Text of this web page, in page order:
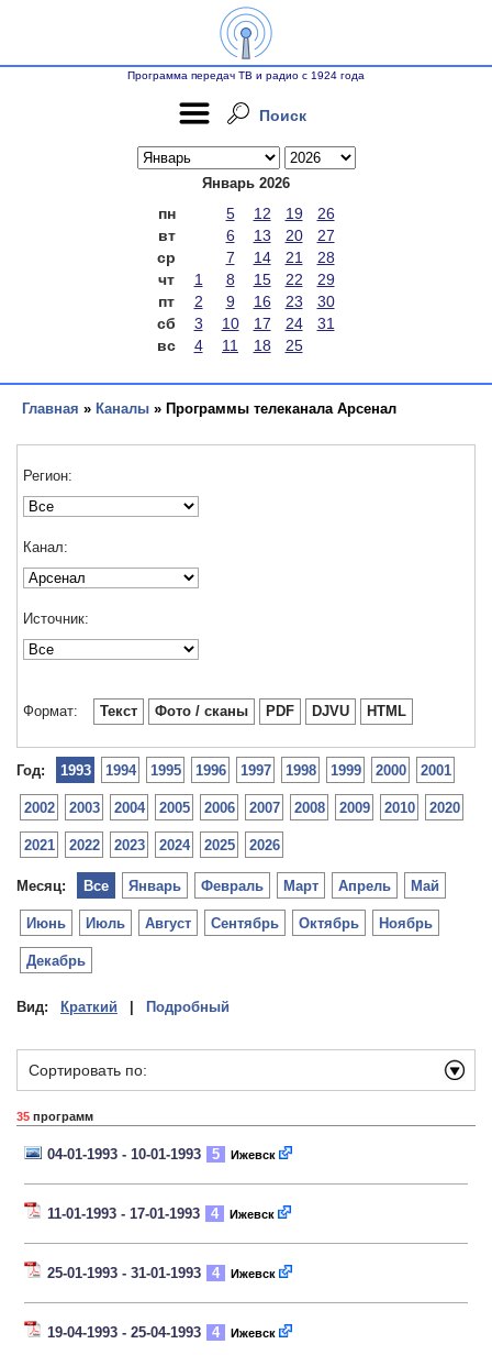
Программа передач ТВ и радио с 1924 года
Поиск
Январь 2026
пн 5 12 19
26
вт
6 13 20
27
ср
7 14 21
28
чт
1 8 15 22
29
пт
2 9 16 23
30
сб
3 10 17 24
31
вс
4 11 18 25
Главная » Каналы » Программы телеканала Арсенал
Регион:
Канал:
Источник:
Формат: Текст Фото / сканы PDF DJVU HTML
Год: 1993 1994 1995 1996 1997 1998 1999 2000 2001
2002 2003 2004 2005 2006 2007 2008 2009 2010 2020
2021 2022 2023 2024 2025 2026
Месяц: Январь Февраль Март Апрель Май
Июнь Июль Август Сентябрь Октябрь Ноябрь
Декабрь
Все
Вид: Краткий Подробный
Сортировать по:
35 программ
04-01-1993 - 10-01-1993 5 Ижевск
11-01-1993 - 17-01-1993 4 Ижевск
25-01-1993 - 31-01-1993 4 Ижевск
19-04-1993 - 25-04-1993 4 Ижевск